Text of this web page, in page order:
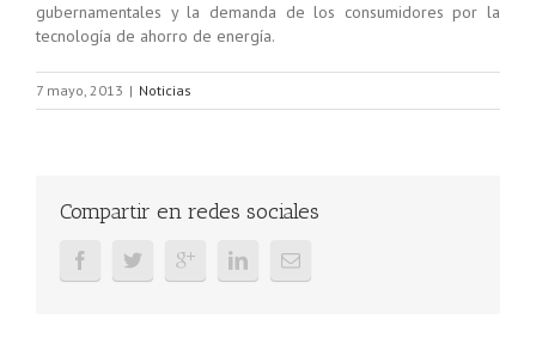
gubernamentales y la demanda de los consumidores por la
tecnología de ahorro de energía.
7 mayo, 2013 | Noticias
Compartir en redes sociales